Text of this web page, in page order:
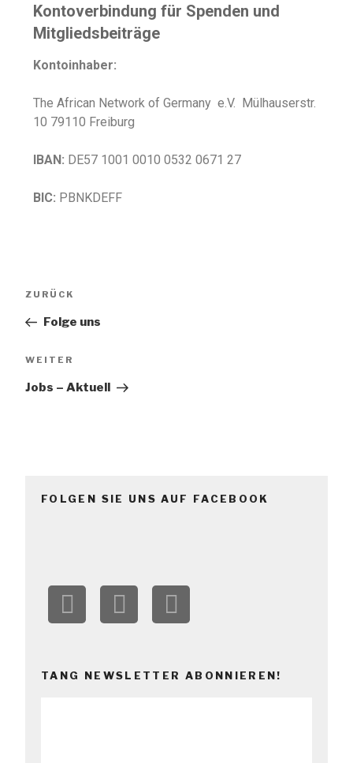
Kontoverbindung für Spenden und
Mitgliedsbeiträge
Kontoinhaber:
The African Network of Germany e.V. Mülhauserstr.
10 79110 Freiburg
IBAN: DE57 1001 0010 0532 0671 27
BIC: PBNKDEFF
ZURÜCK
Folge uns
WEITER
Jobs – Aktuell
FOLGEN SIE UNS AUF FACEBOOK
TANG NEWSLETTER ABONNIEREN!